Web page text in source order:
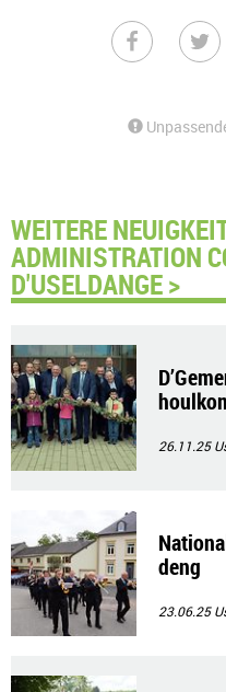
WEITERE
ADMINISTRATION
D'USELDANGE >
26.11.25
deng
23.06.25